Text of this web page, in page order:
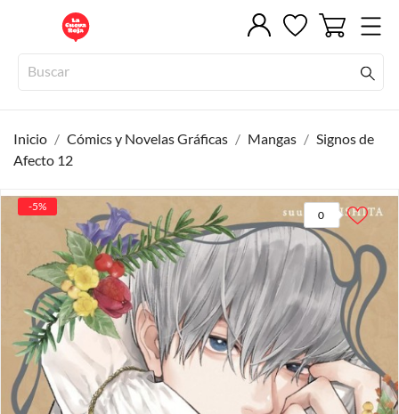
Inicio Cómics y Novelas Gráficas Mangas
Signos de
Afecto 12
0
-5%